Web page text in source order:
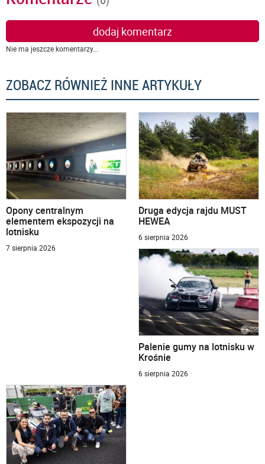
dodaj komentarz
Nie ma jeszcze komentarzy...
ZOBACZ RÓWNIEŻ INNE ARTYKUŁY
Opony centralnym
elementem ekspozycji na
lotnisku
7 sierpnia 2026
Druga edycja rajdu MUST
HEWEA
6 sierpnia 2026
Palenie gumy na lotnisku w
Krośnie
6 sierpnia 2026